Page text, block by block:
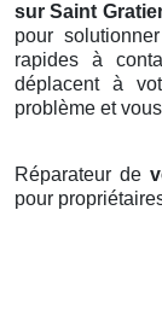
sur Saint
pour
rapides à
déplacent à
problème et
Réparateur de
pour